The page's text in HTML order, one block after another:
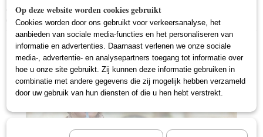
Home >Gebruikte DVD's>Drama DVD Gebruikt
(Gebruikt)
Op deze website worden cookies gebruikt
Cookies worden door ons gebruikt voor verkeersanalyse, het
aanbieden van sociale media-functies en het personaliseren van
informatie en advertenties. Daarnaast verlenen we onze sociale
media-, advertentie- en analysepartners toegang tot informatie over
hoe u onze site gebruikt. Zij kunnen deze informatie gebruiken in
combinatie met andere gegevens die zij mogelijk hebben verzameld
door uw gebruik van hun diensten of die u hen hebt verstrekt.